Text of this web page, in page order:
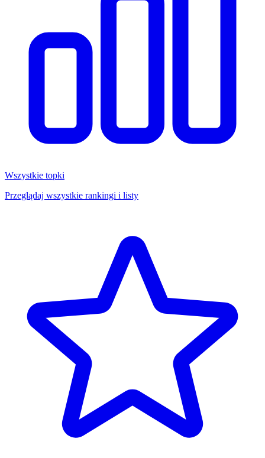
Wszystkie topki
Przeglądaj wszystkie rankingi i listy